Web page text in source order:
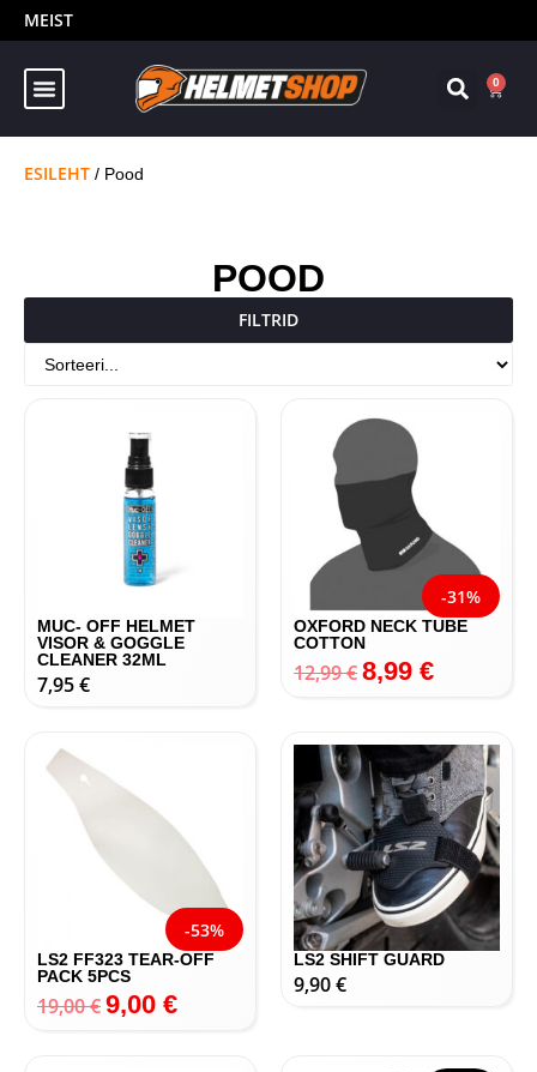
MEIST
0
ESILEHT / Pood
POOD
FILTRID
MUC- OFF HELMET
VISOR & GOGGLE
CLEANER 32ML
7,95€
-31%
OXFORD NECK TUBE
COTTON
12,99€8,99 €
-53%
LS2 FF323 TEAR-OFF
PACK 5PCS
19,00€9,00 €
LS2 SHIFT GUARD
9,90€